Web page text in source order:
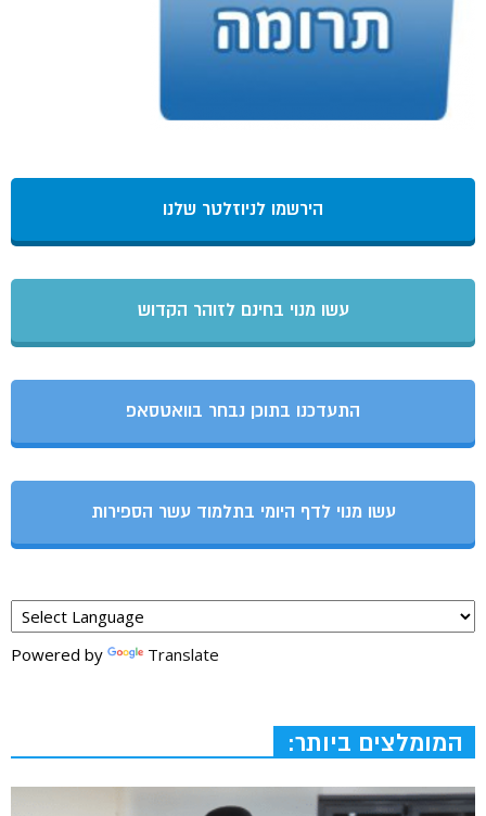
הירשמו לניוזלטר שלנו
עשו מנוי בחינם לזוהר הקדוש
התעדכנו בתוכן נבחר בוואטסאפ
עשו מנוי לדף היומי בתלמוד עשר הספירות
Powered by Translate
המומלצים ביותר: